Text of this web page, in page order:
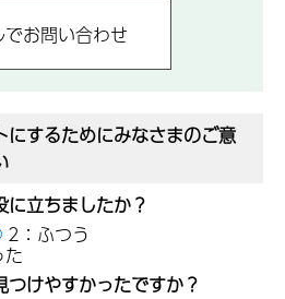
にするためにみなさまのご意
に立ちましたか？
2：ふつう
けやすかったですか？